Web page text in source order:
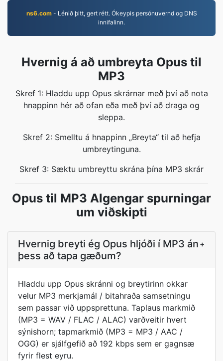
ns6.com- Lénið þitt, gert rétt. Ókeypis persónuvernd og DNS
innifalinn.
Hvernig á að umbreyta Opus til
MP3
Skref 1: Hladdu upp Opus skrárnar með því að nota
hnappinn hér að ofan eða með því að draga og
sleppa.
Skref 2: Smelltu á hnappinn „Breyta“ til að hefja
umbreytinguna.
Skref 3: Sæktu umbreyttu skrána þína MP3 skrár
Opus til MP3 Algengar spurningar
um viðskipti
Hvernig breyti ég Opus hljóði í MP3 án
þess að tapa gæðum?
+
Hladdu upp Opus skránni og breytirinn okkar
velur MP3 merkjamál / bitahraða samsetningu
sem passar við uppsprettuna. Taplaus markmið
(MP3 = WAV / FLAC / ALAC) varðveitir hvert
sýnishorn; tapmarkmið (MP3 = MP3 / AAC /
OGG) er sjálfgefið að 192 kbps sem er gagnsæ
fyrir flest eyru.